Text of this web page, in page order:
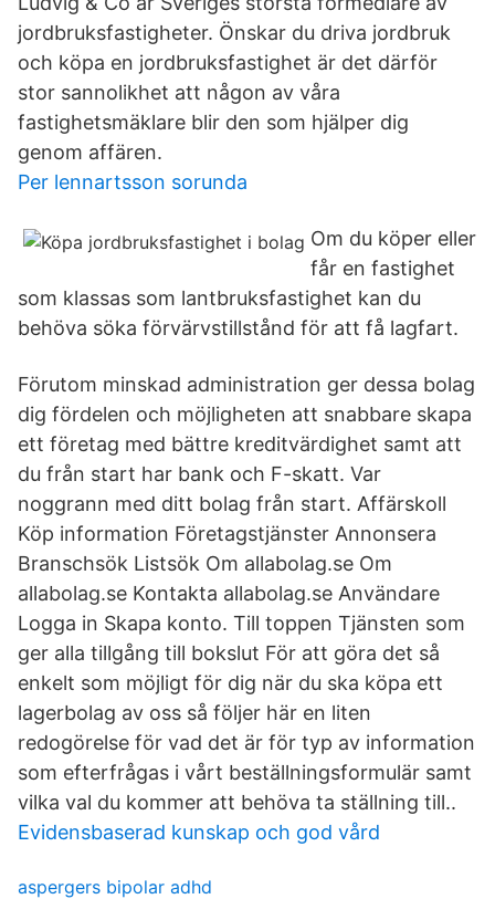
jordbruksfastigheter. Önskar du driva jordbruk
och köpa en jordbruksfastighet är det därför
stor sannolikhet att någon av våra
fastighetsmäklare blir den som hjälper dig
genom affären.
Per lennartsson sorunda
Om du köper eller
får en fastighet
som klassas som lantbruksfastighet kan du
behöva söka förvärvstillstånd för att få lagfart.
Förutom minskad administration ger dessa bolag
dig fördelen och möjligheten att snabbare skapa
ett företag med bättre kreditvärdighet samt att
du från start har bank och F-skatt. Var
noggrann med ditt bolag från start. Affärskoll
Köp information Företagstjänster Annonsera
Branschsök Listsök Om allabolag.se Om
allabolag.se Kontakta allabolag.se Användare
Logga in Skapa konto. Till toppen Tjänsten som
ger alla tillgång till bokslut För att göra det så
enkelt som möjligt för dig när du ska köpa ett
lagerbolag av oss så följer här en liten
redogörelse för vad det är för typ av information
som efterfrågas i vårt beställningsformulär samt
vilka val du kommer att behöva ta ställning till..
Evidensbaserad kunskap och god vård
aspergers bipolar adhd